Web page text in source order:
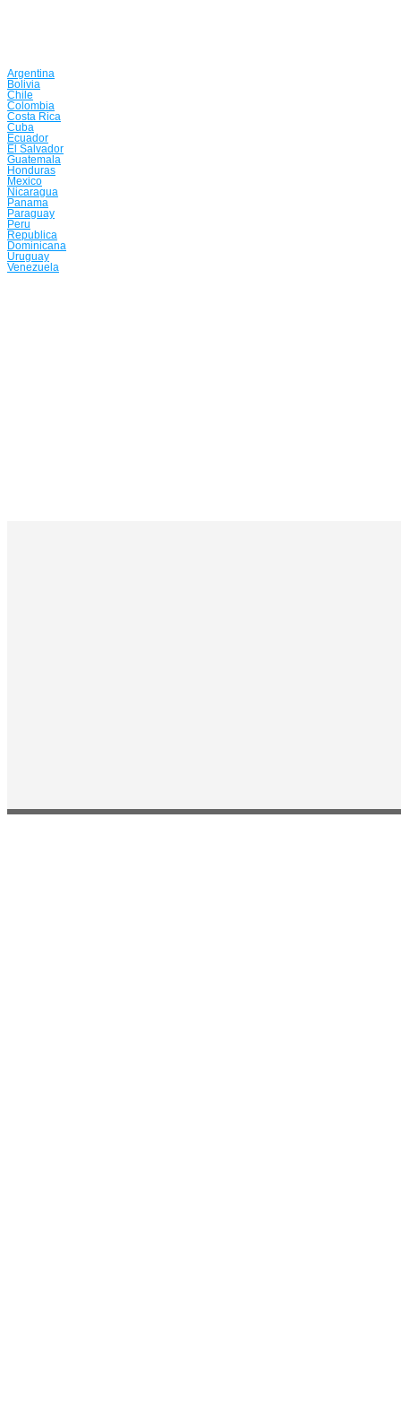
Argentina
Bolivia
Chile
Colombia
Costa Rica
Cuba
Ecuador
El Salvador
Guatemala
Honduras
Mexico
Nicaragua
Panama
Paraguay
Peru
Republica
Dominicana
Uruguay
Venezuela